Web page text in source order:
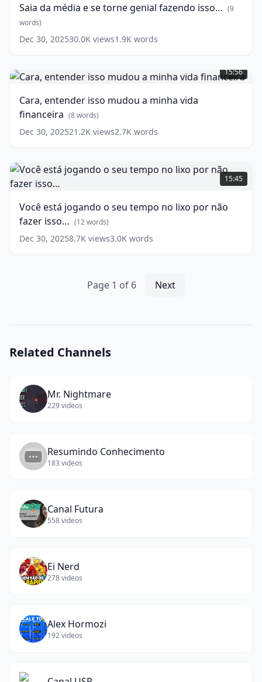
se
torne
genial
fazendo
words)
Saia da média e se torne genial fazendo isso… (9
words)
Dec 30, 202530.0K views1.9K words
entender
isso
a
minha
vida
financeira
15:56
Cara, entender isso mudou a minha vida
financeira (8words)
Dec 30, 202521.2K views2.7K words
Você
está
jogando
seu
tempo
no
lixo
15:45
Você está jogando o seu tempo no lixo por não
fazer isso… (12words)
Dec 30, 20258.7K views3.0K words
Page 1 of 6 Next
Related Channels
Mr. Nightmare
229videos
Resumindo Conhecimento
183 videos
Canal Futura
558videos
Ei Nerd
278videos
Alex Hormozi
192videos